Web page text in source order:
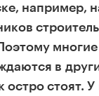
например,
в
остро стоят.